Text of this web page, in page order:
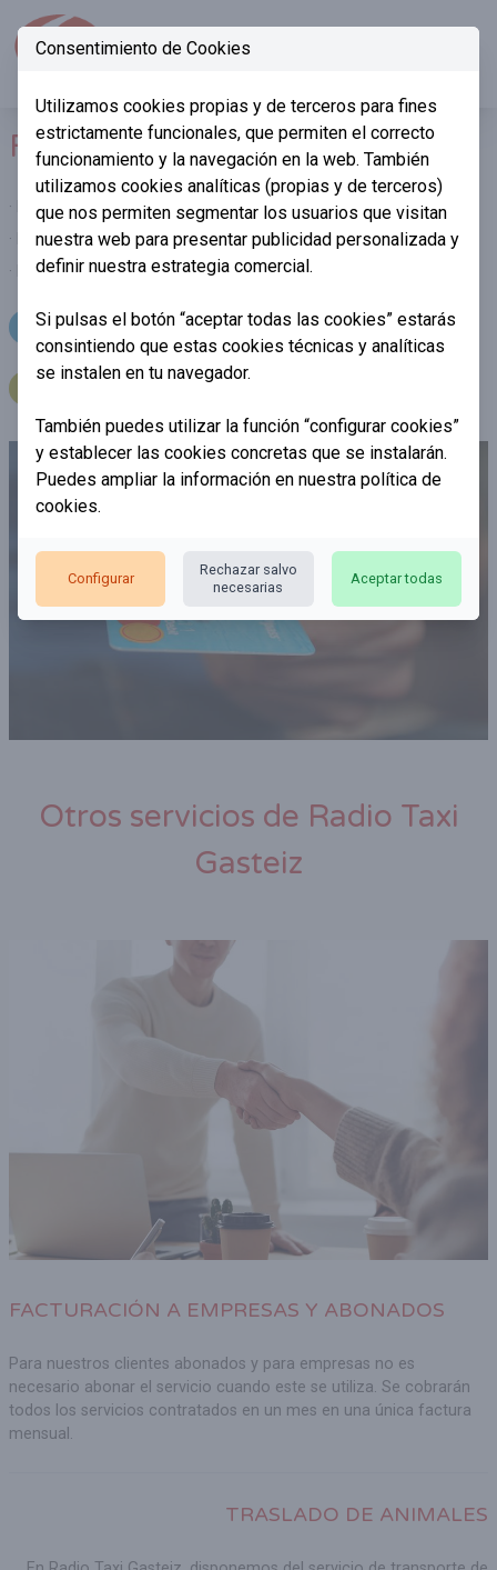
945 273 500 (24h)
FORMAS DE PAGO
· Pago al Contado
· Pago con tarjeta (Visa, Mastercard, American)
· Pago con BIZUM
945 273 500 (24h)
Otros servicios de Radio Taxi
Gasteiz
FACTURACIÓN A EMPRESAS Y ABONADOS
Para nuestros clientes abonados y para empresas no es
necesario abonar el servicio cuando este se utiliza. Se cobrarán
todos los servicios contratados en un mes en una única factura
mensual.
TRASLADO DE ANIMALES
Consentimiento de Cookies
Utilizamos cookies propias y de terceros para fines
estrictamente funcionales, que permiten el correcto
funcionamiento y la navegación en la web. También
utilizamos cookies analíticas (propias y de terceros)
que nos permiten segmentar los usuarios que visitan
nuestra web para presentar publicidad personalizada y
definir nuestra estrategia comercial.
Si pulsas el botón “aceptar todas las cookies” estarás
consintiendo que estas cookies técnicas y analíticas
se instalen en tu navegador.
También puedes utilizar la función “configurar cookies”
y establecer las cookies concretas que se instalarán.
Puedes ampliar la información en nuestra política de
cookies.
Configurar
Rechazar salvo
necesarias
Aceptar todas